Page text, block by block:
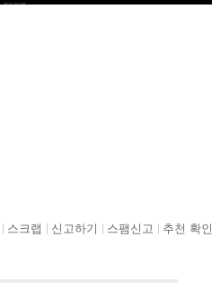
스크랩 신고하기 스팸신고 추천 확인